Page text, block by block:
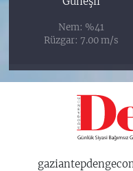
Nem: %41
Rüzgar: 7.00 m/s